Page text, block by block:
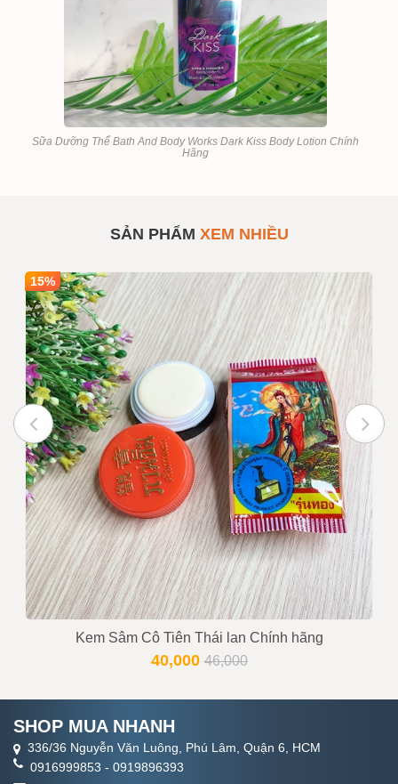
Sữa Dưỡng Thể Bath And Body Works Dark Kiss Body Lotion Chính
Hãng
Body Lotion
Giá bán 280,000 INBOX
Ghi chú :
Giá trên chưa bao gồm VAT nếu
quý khách yêu cầu xuất hóa
đơn
Trạng thái Còn hàng
Tư vấn viên 0916999853 - 0919896393
SẢN PHẨM XEM NHIỀU
15%
Kem Sâm Cô Tiên Thái lan Chính hãng
40,00046,000
SHOP MUA NHANH
336/36 Nguyễn Văn Luông, Phú Lâm, Quận 6, HCM
0916999853 - 0919896393